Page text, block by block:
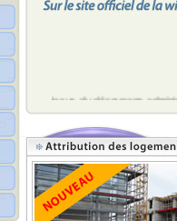
Issue du découpage
804697 habitants, face
Betmaster.